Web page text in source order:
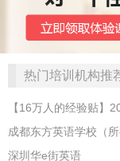
热门培训机构推
成都东方英语学校（所
深圳华e街英语